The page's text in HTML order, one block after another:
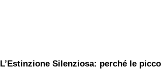
L’Estinzione Silenziosa: perché le